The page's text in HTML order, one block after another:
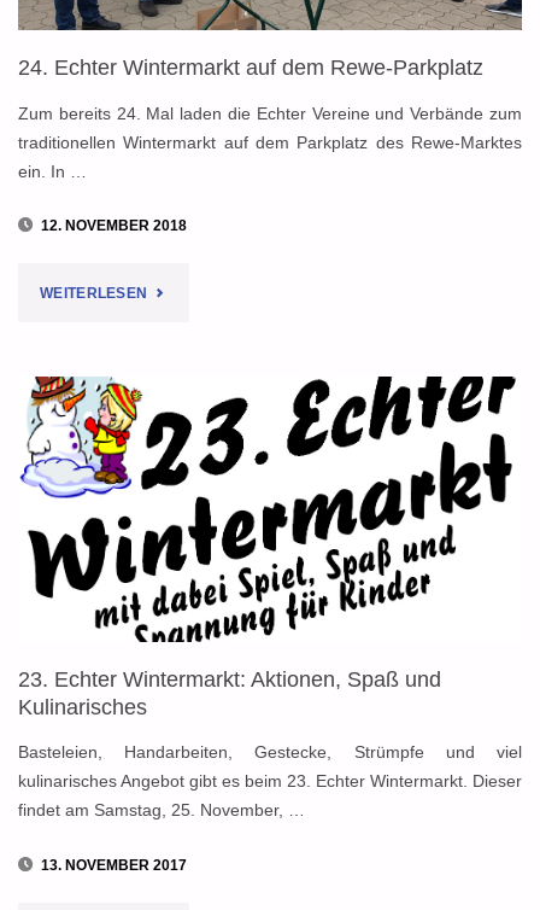
24. Echter Wintermarkt auf dem Rewe-Parkplatz
Zum bereits 24. Mal laden die Echter Vereine und Verbände zum
traditionellen Wintermarkt auf dem Parkplatz des Rewe-Marktes
ein. In …
12. NOVEMBER 2018
WEITERLESEN "24.
AUF
DEM
REWE-
PARKPLATZ"
23. Echter Wintermarkt: Aktionen, Spaß und
Kulinarisches
Basteleien, Handarbeiten, Gestecke, Strümpfe und viel
kulinarisches Angebot gibt es beim 23. Echter Wintermarkt. Dieser
findet am Samstag, 25. November, …
13. NOVEMBER 2017